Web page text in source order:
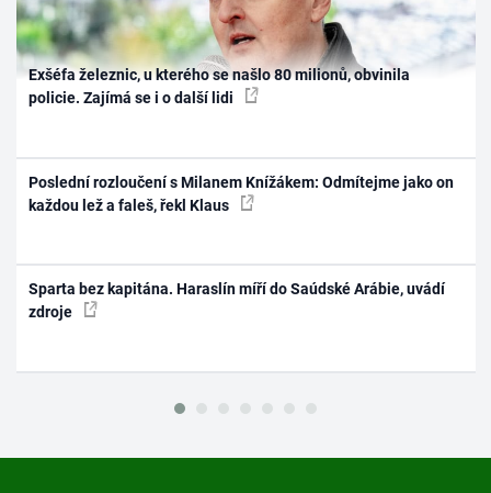
Exšéfa železnic, u kterého se našlo 80 milionů, obvinila
policie. Zajímá se i o další lidi
Poslední rozloučení s Milanem Knížákem: Odmítejme jako on
každou lež a faleš, řekl Klaus
Sparta bez kapitána. Haraslín míří do Saúdské Arábie, uvádí
zdroje